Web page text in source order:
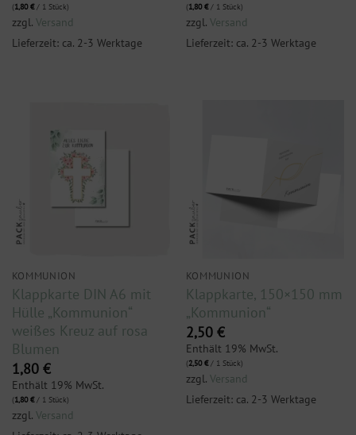
(1,80€/ 1 Stück)
zzgl. Versand
Lieferzeit: ca. 2-3 Werktage
(1,80€/ 1 Stück)
zzgl. Versand
Lieferzeit: ca. 2-3 Werktage
KOMMUNION
Klappkarte DIN A6 mit
Hülle „Kommunion“
weißes Kreuz auf rosa
Blumen
1,80 €
Enthält 19% MwSt.
(1,80€/ 1 Stück)
zzgl. Versand
KOMMUNION
Klappkarte, 150×150 mm
„Kommunion“
2,50 €
Enthält 19% MwSt.
(2,50€/ 1 Stück)
zzgl. Versand
Lieferzeit: ca. 2-3 Werktage